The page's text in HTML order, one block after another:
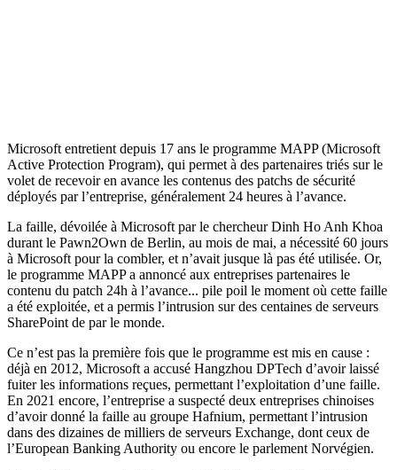
Microsoft entretient depuis 17 ans le programme MAPP (Microsoft
Active Protection Program), qui permet à des partenaires triés sur le
volet de recevoir en avance les contenus des patchs de sécurité
déployés par l’entreprise, généralement 24 heures à l’avance.
La faille, dévoilée à Microsoft par le chercheur Dinh Ho Anh Khoa
durant le Pawn2Own de Berlin, au mois de mai, a nécessité 60 jours
à Microsoft pour la combler, et n’avait jusque là pas été utilisée. Or,
le programme MAPP a annoncé aux entreprises partenaires le
contenu du patch 24h à l’avance... pile poil le moment où cette faille
a été exploitée, et a permis l’intrusion sur des centaines de serveurs
SharePoint de par le monde.
Ce n’est pas la première fois que le programme est mis en cause :
déjà en 2012, Microsoft a accusé Hangzhou DPTech d’avoir laissé
fuiter les informations reçues, permettant l’exploitation d’une faille.
En 2021 encore, l’entreprise a suspecté deux entreprises chinoises
d’avoir donné la faille au groupe Hafnium, permettant l’intrusion
dans des dizaines de milliers de serveurs Exchange, dont ceux de
l’European Banking Authority ou encore le parlement Norvégien.